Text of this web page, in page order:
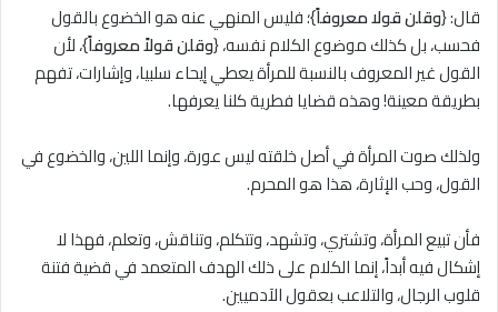
قال: {وقلن قولا معروفاً}؛ فليس المنهي عنه هو الخضوع بالقول
فحسب، بل كذلك موضوع الكلام نفسه، {وقلن قولاً معروفاً}، لأن
القول غير المعروف بالنسبة للمرأة يعطي إيحاء سلبيا، وإشارات، تفهم
بطريقة معينة! وهذه قضايا فطرية كلنا يعرفها.
ولذلك صوت المرأة في أصل خلقته ليس عورة، وإنما اللين، والخضوع في
القول، وحب الإثارة، هذا هو المحرم.
فأن تبيع المرأة، وتشتري، وتشهد، وتتكلم، وتناقش، وتعلم، فهذا لا
إشكال فيه أبداً، إنما الكلام على ذلك الهدف المتعمد في قضية فتنة
قلوب الرجال، والتلاعب بعقول الآدميين.